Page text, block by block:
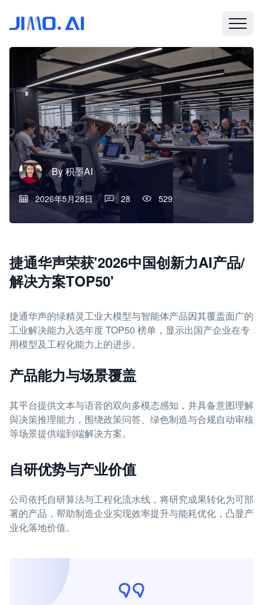
By积墨AI
2026年5月28日 28 529
捷通华声荣获'2026中国创新力AI产品/
解决方案TOP50'
捷通华声的绿精灵工业大模型与智能体产品因其覆盖面广的
工业解决能力入选年度 TOP50 榜单，显示出国产企业在专
用模型及工程化能力上的进步。
产品能力与场景覆盖
其平台提供文本与语音的双向多模态感知，并具备意图理解
與决策推理能力，围绕政策问答、绿色制造与合规自动审核
等场景提供端到端解决方案。
自研优势与产业价值
公司依托自研算法与工程化流水线，将研究成果转化为可部
署的产品，帮助制造企业实现效率提升与能耗优化，凸显产
业化落地价值。